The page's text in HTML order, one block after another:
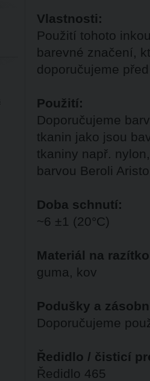
Vlastnosti:
Použití tohoto
barevné značení,
doporučujeme
Použití:
Doporučujeme
tkanin jako jsou
tkaniny např.
barvou Beroli
Doba schnutí:
~6 ±1 (20°C)
Materiál na
guma, kov
Podušky a
Doporučujeme
Ředidlo / čisticí
Ředidlo 465